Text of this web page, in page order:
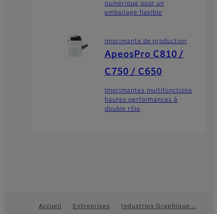
numérique pour un
emballage flexible
Imprimante de production
ApeosPro C810 /
C750 / C650
Imprimantes multifonctions
hautes performances à
double rôle
Accueil Entreprises
Industries Graphique…